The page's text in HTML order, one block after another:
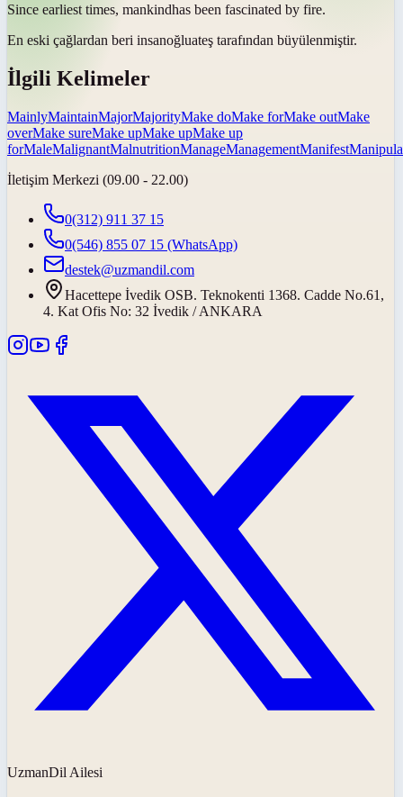
Since earliest times, mankindhas been fascinated by fire.
En eski çağlardan beri insanoğluateş tarafından büyülenmiştir.
İlgili Kelimeler
MainlyMaintainMajorMajorityMake doMake forMake outMake
overMake sureMake upMake upMake up
forMaleMalignantMalnutritionManageManagementManifest
İletişim Merkezi (09.00 - 22.00)
0(312) 911 37 15
0(546) 855 07 15 (WhatsApp)
destek@uzmandil.com
Hacettepe İvedik OSB. Teknokenti 1368. Cadde No.61,
4. Kat Ofis No: 32 İvedik / ANKARA
UzmanDil Ailesi